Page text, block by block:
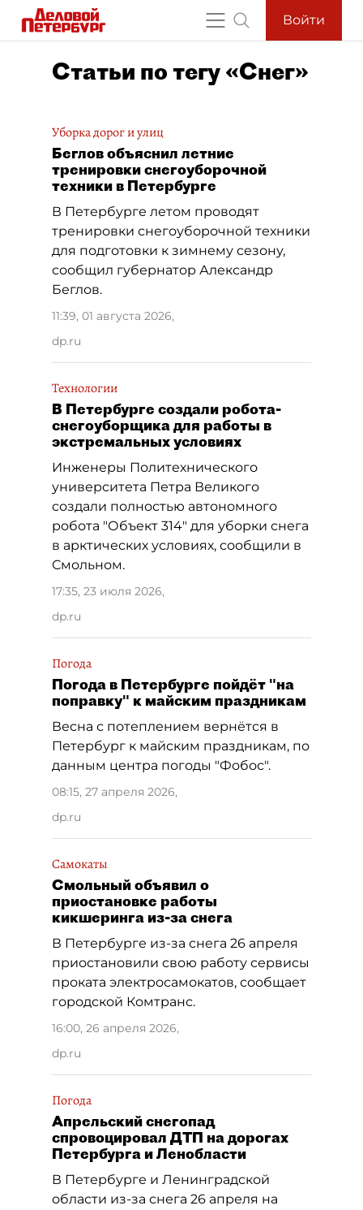
Войти
Статьи по тегу «Снег»
Уборка дорог и улиц
Беглов объяснил летние
тренировки снегоуборочной
техники в Петербурге
В Петербурге летом проводят
тренировки снегоуборочной техники
для подготовки к зимнему сезону,
сообщил губернатор Александр
Беглов.
11:39, 01 августа 2026,
dp.ru
Технологии
В Петербурге создали робота-
снегоуборщика для работы в
экстремальных условиях
Инженеры Политехнического
университета Петра Великого
создали полностью автономного
робота "Объект 314" для уборки снега
в арктических условиях, сообщили в
Смольном.
17:35, 23 июля 2026,
dp.ru
Погода
Погода в Петербурге пойдёт "на
поправку" к майским праздникам
Весна с потеплением вернётся в
Петербург к майским праздникам, по
данным центра погоды "Фобос".
08:15, 27 апреля 2026,
dp.ru
Самокаты
Смольный объявил о
приостановке работы
кикшеринга из-за снега
В Петербурге из-за снега 26 апреля
приостановили свою работу сервисы
проката электросамокатов, сообщает
городской Комтранс.
16:00, 26 апреля 2026,
dp.ru
Погода
Апрельский снегопад
спровоцировал ДТП на дорогах
Петербурга и Ленобласти
В Петербурге и Ленинградской
области из-за снега 26 апреля на